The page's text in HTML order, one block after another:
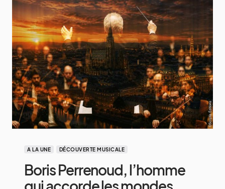
A LA UNE DÉCOUVERTE MUSICALE
Boris Perrenoud, l’homme